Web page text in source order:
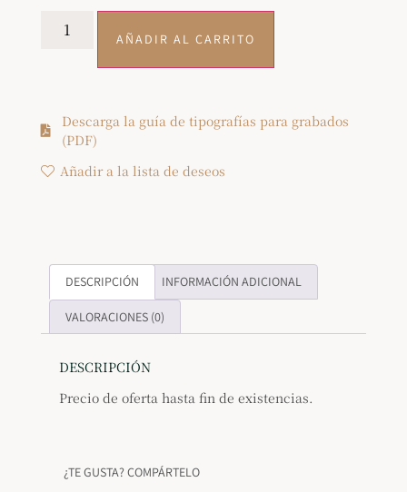
AÑADIR AL CARRITO
Descarga la guía de tipografías para grabados
(PDF)
Añadir a la lista de deseos
DESCRIPCIÓN INFORMACIÓN ADICIONAL
VALORACIONES (0)
DESCRIPCIÓN
Precio de oferta hasta fin de existencias.
¿TE GUSTA? COMPÁRTELO